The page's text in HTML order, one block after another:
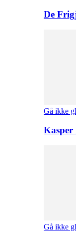
De
Gå ikke
Kasper
Gå ikke